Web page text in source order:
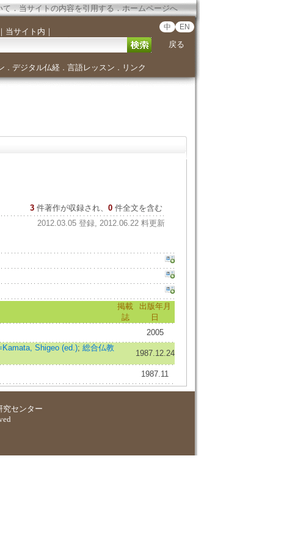
て．当サイトの内容を引用する．ホームページへ
｜ 当サイト内 ｜ 中 EN
戻る
． デジタル仏経． 言語レッスン ． リンク
3 件著作が収録され、 0件全文を含む
2012.03.05 登録, 2012.06.22 料更新
掲載
誌
出版年月
日
2005
Shigeo (ed.); 総合仏教
1987.12.24
1987.11
究センター